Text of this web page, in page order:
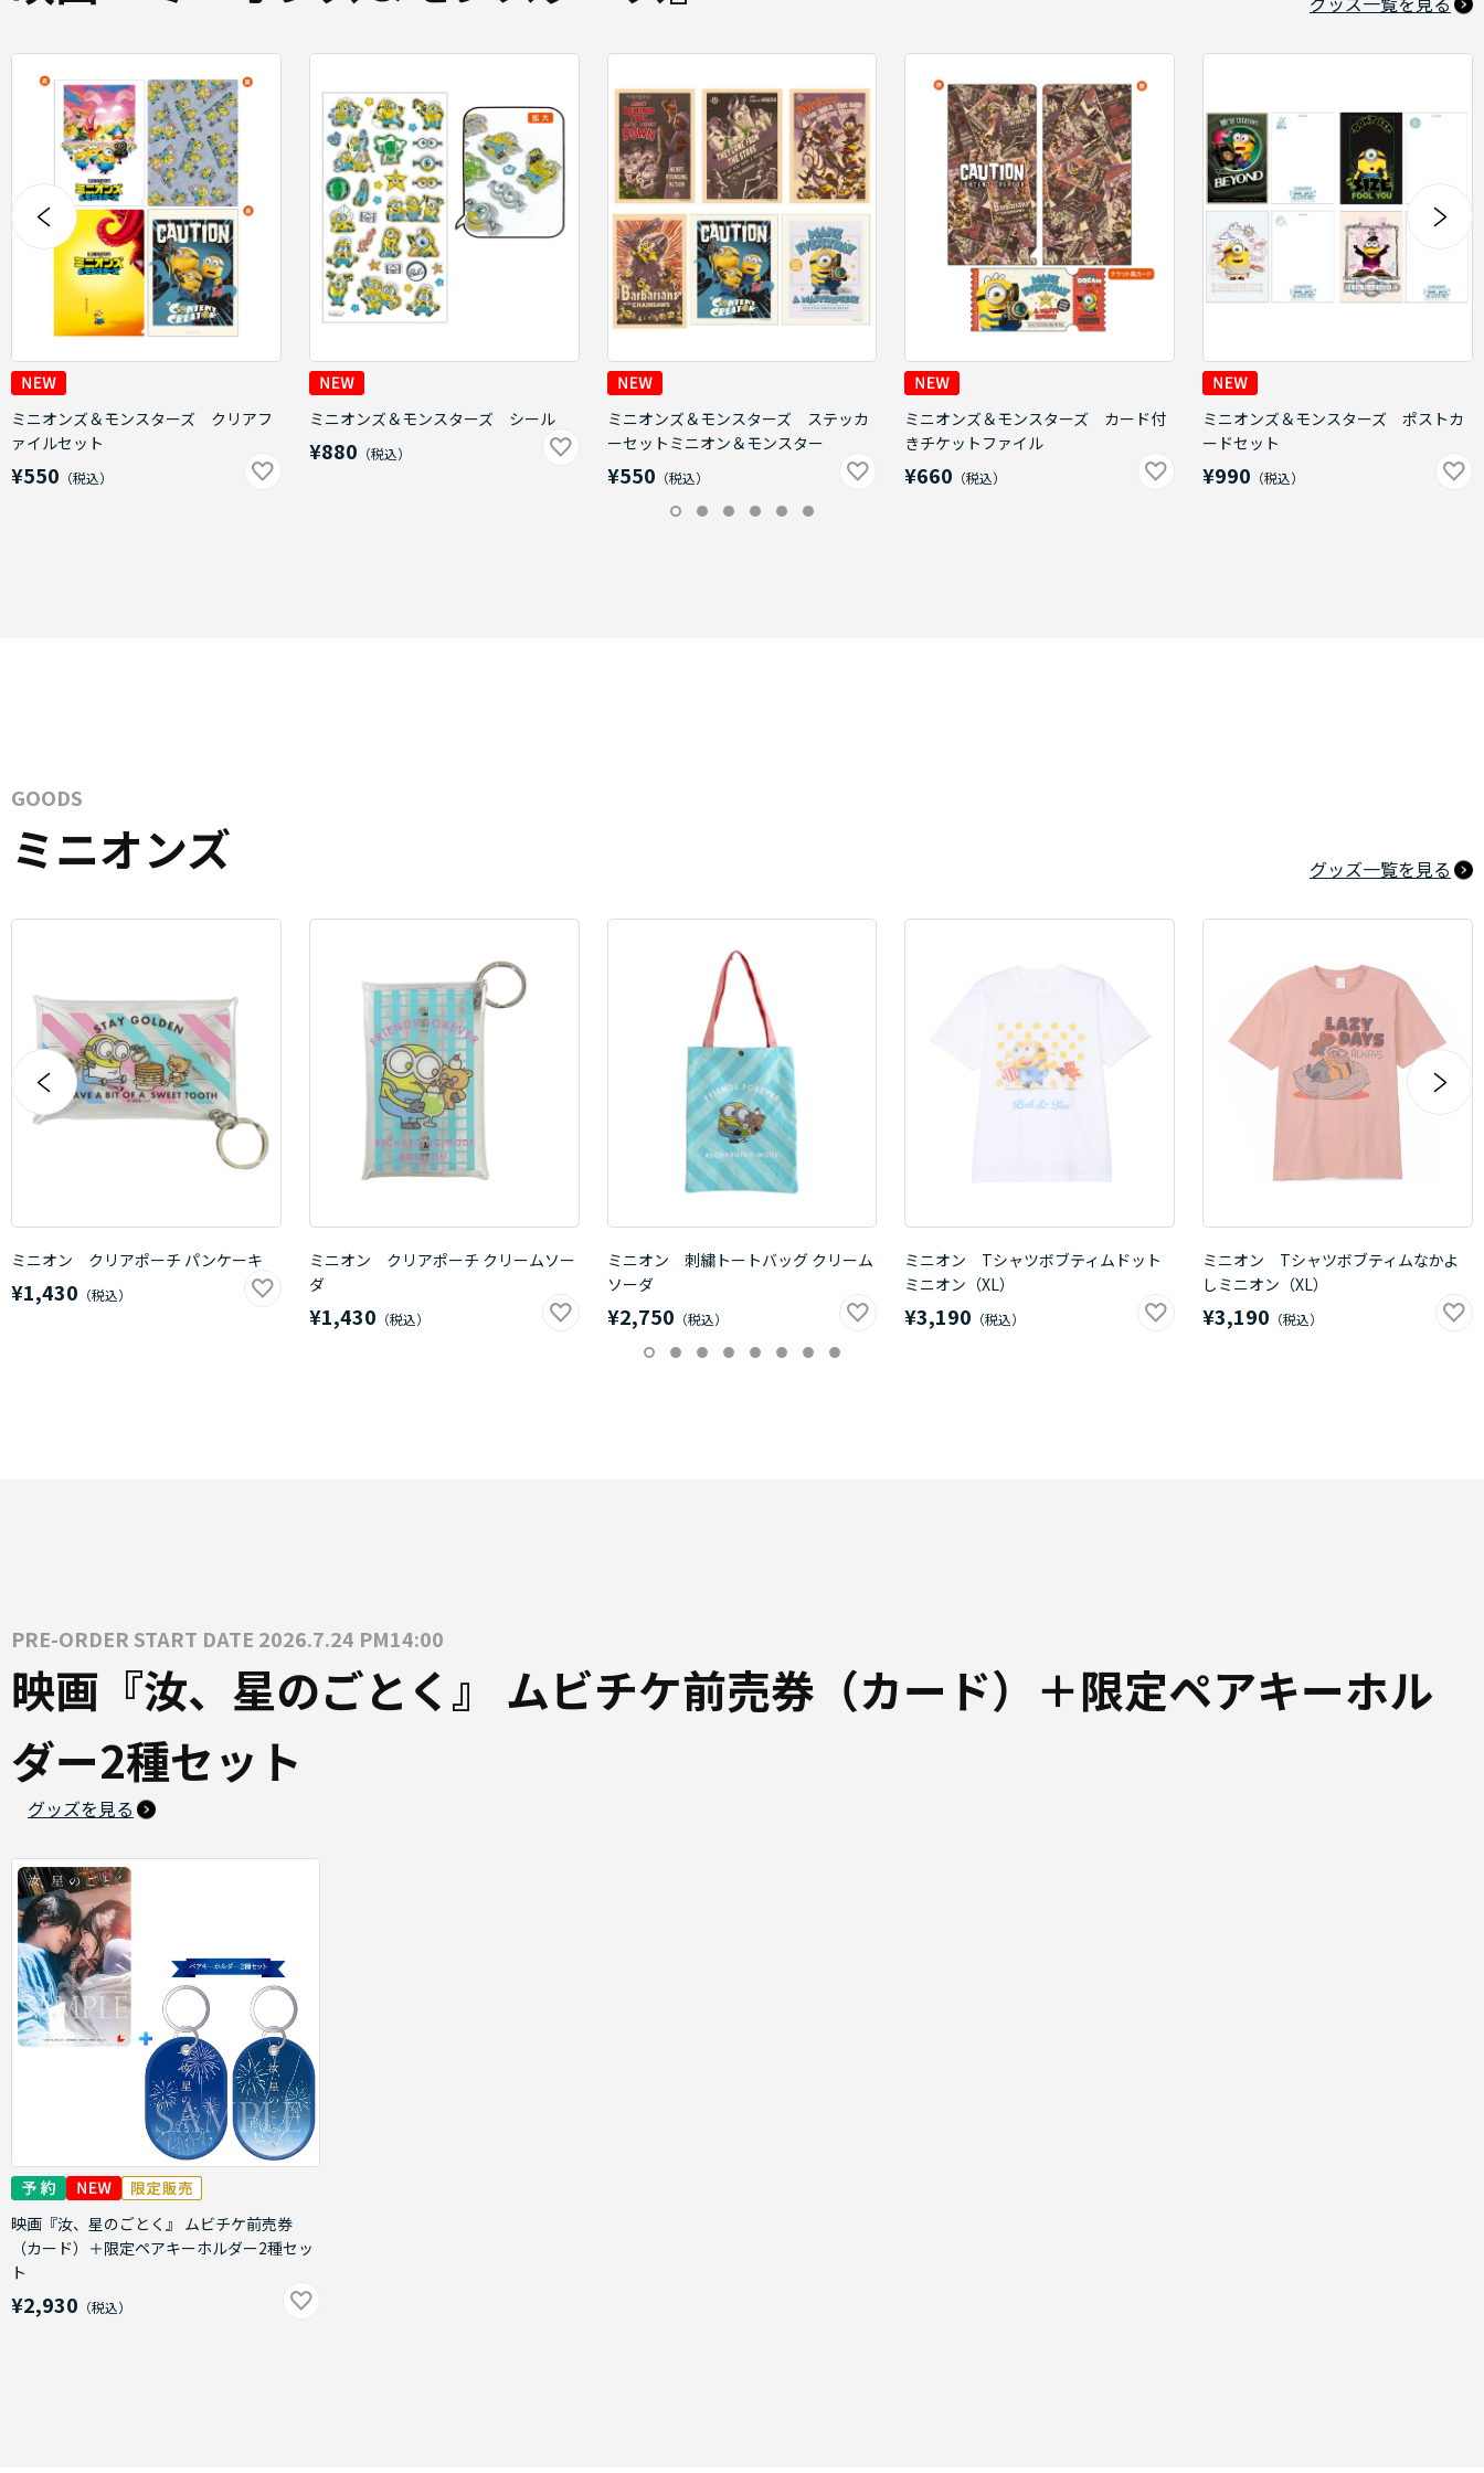
ミニオンズ＆モンスターズ クリアフ
ァイルセット
¥550
ミニオンズ＆モンスターズ シール
¥880
ミニオンズ＆モンスターズ ステッカ
ーセットミニオン＆モンスター
¥550
ミニオンズ＆モンスターズ カード付
きチケットファイル
¥660
ミニオンズ＆モンスターズ ポストカ
ードセット
¥990
GOODS
ミニオンズ グッズ一覧を見る
ミニオン クリアポーチ パンケーキ
¥1,430
ミニオン クリアポーチ クリームソー
ダ
¥1,430
ミニオン 刺繍トートバッグ クリーム
ソーダ
¥2,750
ミニオン Tシャツボブティムドット
ミニオン（XL）
¥3,190
ミニオン Tシャツボブティムなかよ
しミニオン（XL）
¥3,190
PRE-ORDER START DATE 2026.7.24 PM14:00
映画『汝、星のごとく』 ムビチケ前売券（カード）＋限定ペアキーホル
ダー2種セット
グッズを見る
映画『汝、星のごとく』 ムビチケ前売券
（カード）＋限定ペアキーホルダー2種セッ
ト
¥2,930